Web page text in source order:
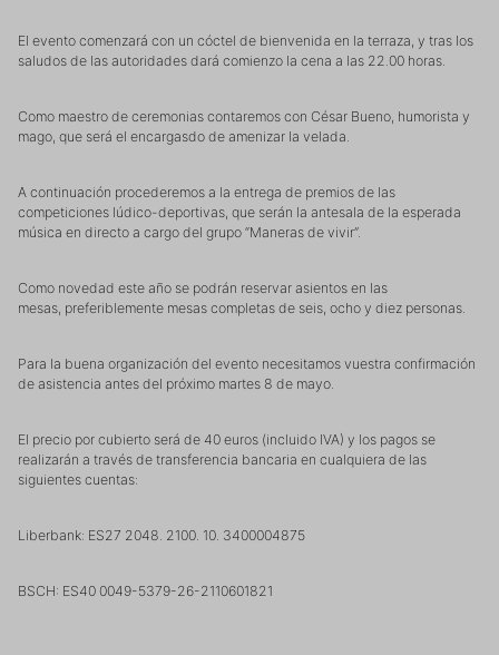
El evento comenzará con un cóctel de bienvenida en la terraza, y tras los
saludos de las autoridades dará comienzo la cena a las 22.00 horas.
Como maestro de ceremonias contaremos con César Bueno, humorista y
mago, que será el encargasdo de amenizar la velada.
A continuación procederemos a la entrega de premios de las
competiciones lúdico-deportivas, que serán la antesala de la esperada
música en directo a cargo del grupo “Maneras de vivir”.
Como novedad este año se podrán reservar asientos en las
mesas, preferiblemente mesas completas de seis, ocho y diez personas.
Para la buena organización del evento necesitamos vuestra confirmación
de asistencia antes del próximo martes 8 de mayo.
El precio por cubierto será de 40 euros (incluido IVA) y los pagos se
realizarán a través de transferencia bancaria en cualquiera de las
siguientes cuentas:
Liberbank: ES27 2048. 2100. 10. 3400004875
BSCH: ES40 0049-5379-26-2110601821